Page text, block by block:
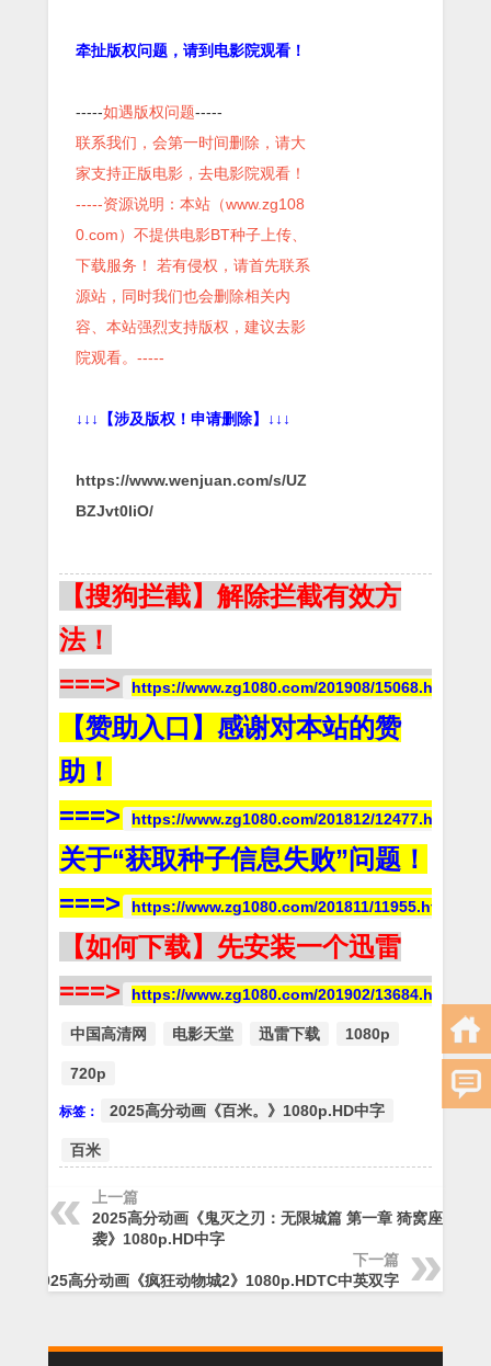
牵扯版权问题，请到电影院观看！
-----如遇版权问题-----
联系我们，会第一时间删除，请大
家支持正版电影，去电影院观看！
-----资源说明：本站（www.zg108
0.com）不提供电影BT种子上传、
下载服务！ 若有侵权，请首先联系
源站，同时我们也会删除相关内
容、本站强烈支持版权，建议去影
院观看。-----
↓↓↓【涉及版权！申请删除】↓↓↓
https://www.wenjuan.com/s/UZ
BZJvt0liO/
【搜狗拦截】解除拦截有效方
法！
===>
https://www.zg1080.com/201908/15068.html
【赞助入口】感谢对本站的赞
助！
===>
https://www.zg1080.com/201812/12477.html
关于“获取种子信息失败”问题！
===>
https://www.zg1080.com/201811/11955.html
【如何下载】先安装一个迅雷
===>
https://www.zg1080.com/201902/13684.html
中国高清网 电影天堂 迅雷下载 1080p
720p
标签： 2025高分动画《百米。》1080p.HD中字
百米
上一篇
2025高分动画《鬼灭之刃：无限城篇 第一章 猗窝座再
袭》1080p.HD中字
下一篇
2025高分动画《疯狂动物城2》1080p.HDTC中英双字